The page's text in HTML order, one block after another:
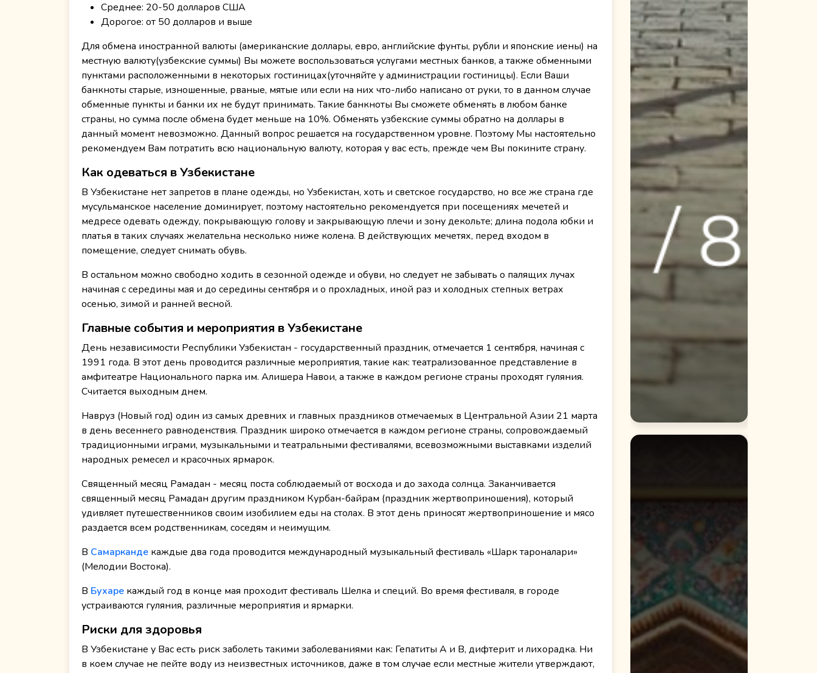
Среднее: 20-50 долларов США
Дорогое: от 50 долларов и выше
Для обмена иностранной валюты (американские доллары, евро, английские фунты, рубли и японские иены) на
местную валюту(узбекские суммы) Вы можете воспользоваться услугами местных банков, а также обменными
пунктами расположенными в некоторых гостиницах(уточняйте у администрации гостиницы). Если Ваши
банкноты старые, изношенные, рваные, мятые или если на них что-либо написано от руки, то в данном случае
обменные пункты и банки их не будут принимать. Такие банкноты Вы сможете обменять в любом банке
страны, но сумма после обмена будет меньше на 10%. Обменять узбекские суммы обратно на доллары в
данный момент невозможно. Данный вопрос решается на государственном уровне. Поэтому Мы настоятельно
рекомендуем Вам потратить всю национальную валюту, которая у вас есть, прежде чем Вы покините страну.
Как одеваться в Узбекистане
В Узбекистане нет запретов в плане одежды, но Узбекистан, хоть и светское государство, но все же страна где
мусульманское население доминирует, поэтому настоятельно рекомендуется при посещениях мечетей и
медресе одевать одежду, покрывающую голову и закрывающую плечи и зону декольте; длина подола юбки и
платья в таких случаях желательна несколько ниже колена. В действующих мечетях, перед входом в
помещение, следует снимать обувь.
В остальном можно свободно ходить в сезонной одежде и обуви, но следует не забывать о палящих лучах
начиная с середины мая и до середины сентября и о прохладных, иной раз и холодных степных ветрах
осенью, зимой и ранней весной.
Главные события и мероприятия в Узбекистане
День независимости Республики Узбекистан - государственный праздник, отмечается 1 сентября, начиная с
1991 года. В этот день проводится различные мероприятия, такие как: театрализованное представление в
амфитеатре Национального парка им. Алишера Навои, а также в каждом регионе страны проходят гуляния.
Считается выходным днем.
Навруз (Новый год) один из самых древних и главных праздников отмечаемых в Центральной Азии 21 марта
в день весеннего равноденствия. Праздник широко отмечается в каждом регионе страны, сопровождаемый
традиционными играми, музыкальными и театральными фестивалями, всевозможными выставками изделий
народных ремесел и красочных ярмарок.
Священный месяц Рамадан - месяц поста соблюдаемый от восхода и до захода солнца. Заканчивается
священный месяц Рамадан другим праздником Курбан-байрам (праздник жертвоприношения), который
удивляет путешественников своим изобилием еды на столах. В этот день приносят жертвоприношение и мясо
раздается всем родственникам, соседям и неимущим.
В Самарканде каждые два года проводится международный музыкальный фестиваль «Шарк тароналари»
(Мелодии Востока).
В Бухаре каждый год в конце мая проходит фестиваль Шелка и специй. Во время фестиваля, в городе
устраиваются гуляния, различные мероприятия и ярмарки.
Риски для здоровья
В Узбекистане у Вас есть риск заболеть такими заболеваниями как: Гепатиты А и B, дифтерит и лихорадка. Ни
в коем случае не пейте воду из неизвестных источников, даже в том случае если местные жители утверждают,